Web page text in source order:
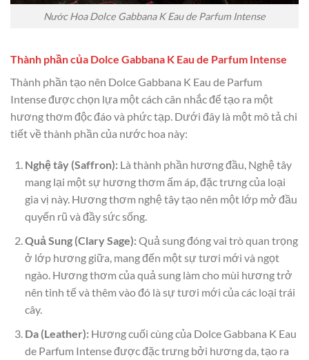
Nước Hoa Dolce Gabbana K Eau de Parfum Intense
Thành phần của Dolce Gabbana K Eau de Parfum Intense
Thành phần tạo nên Dolce Gabbana K Eau de Parfum
Intense được chọn lựa một cách cân nhắc để tạo ra một
hương thơm độc đáo và phức tạp. Dưới đây là một mô tả chi
tiết về thành phần của nước hoa này:
Nghệ tây (Saffron):Là thành phần hương đầu, Nghệ tây
mang lại một sự hương thơm ấm áp, đặc trưng của loại
gia vị này. Hương thơm nghệ tây tạo nên một lớp mở đầu
quyến rũ và đầy sức sống.
Quả Sung (Clary Sage):Quả sung đóng vai trò quan trọng
ở lớp hương giữa, mang đến một sự tươi mới và ngọt
ngào. Hương thơm của quả sung làm cho mùi hương trở
nên tinh tế và thêm vào đó là sự tươi mới của các loại trái
cây.
Da (Leather):Hương cuối cùng của Dolce Gabbana K Eau
de Parfum Intense được đặc trưng bởi hương da, tạo ra